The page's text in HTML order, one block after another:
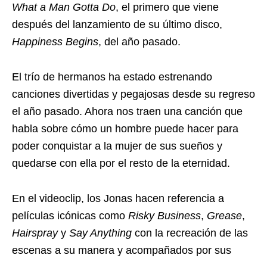
What a Man Gotta Do, el primero que viene
después del lanzamiento de su último disco,
Happiness Begins, del año pasado.
El trío de hermanos ha estado estrenando
canciones divertidas y pegajosas desde su regreso
el año pasado. Ahora nos traen una canción que
habla sobre cómo un hombre puede hacer para
poder conquistar a la mujer de sus sueños y
quedarse con ella por el resto de la eternidad.
En el videoclip, los Jonas hacen referencia a
películas icónicas como Risky Business, Grease,
Hairsprayy Say Anything con la recreación de las
escenas a su manera y acompañados por sus